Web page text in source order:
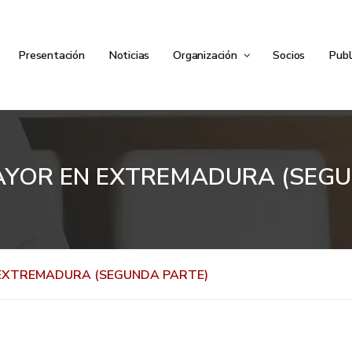
Presentación Noticias Organización Socios
EN EXTREMADURA
(SEGUNDA PARTE)